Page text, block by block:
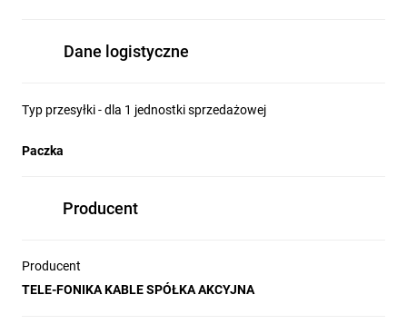
Dane logistyczne
Typ przesyłki - dla 1 jednostki sprzedażowej
Paczka
Producent
Producent
TELE-FONIKA KABLE SPÓŁKA AKCYJNA